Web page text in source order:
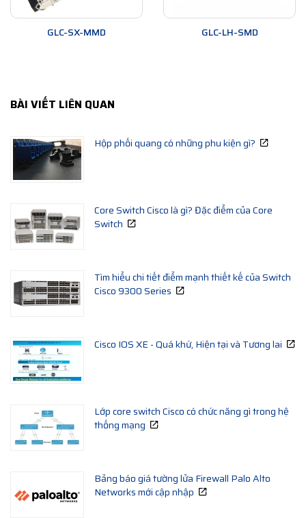
GLC-SX-MMD GLC-LH-SMD
BÀI VIẾT LIÊN QUAN
Hộp phối quang có những phu kiện gì?
Core Switch Cisco là gì? Đặc điểm của Core
Switch
Tìm hiểu chi tiết điểm mạnh thiết kế của Switch
Cisco 9300 Series
Cisco IOS XE - Quá khứ, Hiện tại và Tương lai
Lớp core switch Cisco có chức năng gì trong hệ
thống mạng
Bảng báo giá tường lửa Firewall Palo Alto
Networks mới cập nhập